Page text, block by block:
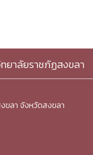
ยาลัยราชภัฏสงขลา
ขลา จังหวัดสงขลา